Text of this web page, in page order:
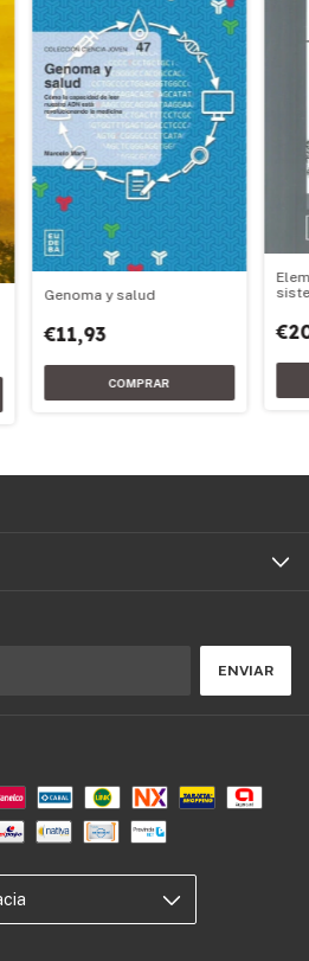
Genoma y salud
€11,93